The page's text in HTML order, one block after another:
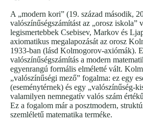
A „modern kori” (19. század második,
valószínűségszámítást az „orosz iskola”
legismertebbek Csebisev, Markov és
axiomatikus megalapozását az orosz
1933-ban (lásd Kolmogorov-axiómák).
valószínűségszámítás a modern
egyenrangú formális elméletté vált.
„valószínűségi mező” fogalma: ez egy
(eseménytérnek) és egy „valószínűség-
valamilyen nemnegatív valós szám
Ez a fogalom már a posztmodern,
szemléletű matematika terméke.